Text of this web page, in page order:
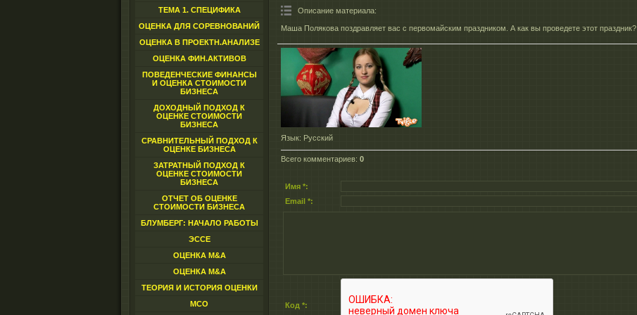
ТЕМА 1. СПЕЦИФИКА
ОЦЕНКА ДЛЯ СОРЕВНОВАНИЙ
ОЦЕНКА В ПРОЕКТН.АНАЛИЗЕ
ОЦЕНКА ФИН.АКТИВОВ
ПОВЕДЕНЧЕСКИЕ ФИНАНСЫ
И ОЦЕНКА СТОИМОСТИ
БИЗНЕСА
ДОХОДНЫЙ ПОДХОД К
ОЦЕНКЕ СТОИМОСТИ
БИЗНЕСА
СРАВНИТЕЛЬНЫЙ ПОДХОД К
ОЦЕНКЕ БИЗНЕСА
ЗАТРАТНЫЙ ПОДХОД К
ОЦЕНКЕ СТОИМОСТИ
БИЗНЕСА
ОТЧЕТ ОБ ОЦЕНКЕ
СТОИМОСТИ БИЗНЕСА
БЛУМБЕРГ: НАЧАЛО РАБОТЫ
ЭССЕ
ОЦЕНКА M&A
ОЦЕНКА M&A
ТЕОРИЯ И ИСТОРИЯ ОЦЕНКИ
МСО
Описание материала:
Маша Полякова поздравляет вас с первомайским праздником. А как вы проведете этот праздник?
Язык: Русский
Всего комментариев: 0
Имя *:
Email *:
Код *: